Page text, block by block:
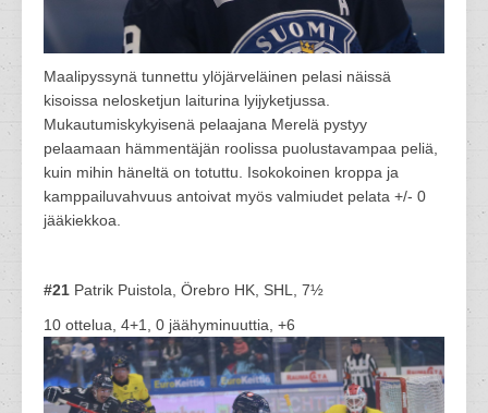
Maalipyssynä tunnettu ylöjärveläinen pelasi näissä
kisoissa nelosketjun laiturina lyijyketjussa.
Mukautumiskykyisenä pelaajana Merelä pystyy
pelaamaan hämmentäjän roolissa puolustavampaa peliä,
kuin mihin häneltä on totuttu. Isokokoinen kroppa ja
kamppailuvahvuus antoivat myös valmiudet pelata +/- 0
jääkiekkoa.
#21 Patrik Puistola, Örebro HK, SHL, 7½
10 ottelua, 4+1, 0 jäähyminuuttia, +6